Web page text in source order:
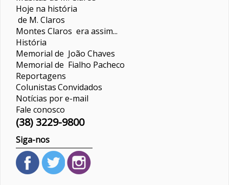
Hoje na história
de M. Claros
Montes Claros era assim...
História
Memorial de João Chaves
Memorial de Fialho Pacheco
Reportagens
ColunistasConvidados
Notícias por e-mail
Fale conosco
(38) 3229-9800
Siga-nos